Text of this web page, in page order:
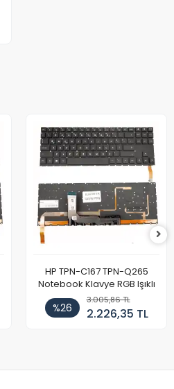
HP TPN-C167 TPN-Q265
Notebook Klavye RGB Işıklı
%26
3.005,86 TL
2.226,35 TL